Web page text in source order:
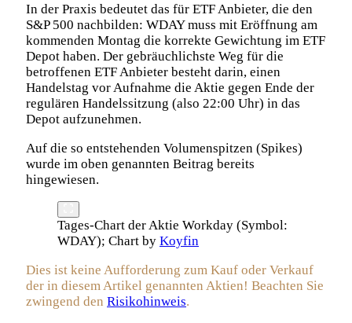
In der Praxis bedeutet das für ETF Anbieter, die den
S&P 500 nachbilden: WDAY muss mit Eröffnung am
kommenden Montag die korrekte Gewichtung im ETF
Depot haben. Der gebräuchlichste Weg für die
betroffenen ETF Anbieter besteht darin, einen
Handelstag vor Aufnahme die Aktie gegen Ende der
regulären Handelssitzung (also 22:00 Uhr) in das
Depot aufzunehmen.
Auf die so entstehenden Volumenspitzen (Spikes)
wurde im oben genannten Beitrag bereits
hingewiesen.
Tages-Chart der Aktie Workday (Symbol:
WDAY); Chart by Koyfin
Dies ist keine Aufforderung zum Kauf oder Verkauf
der in diesem Artikel genannten Aktien! Beachten Sie
zwingend den Risikohinweis.